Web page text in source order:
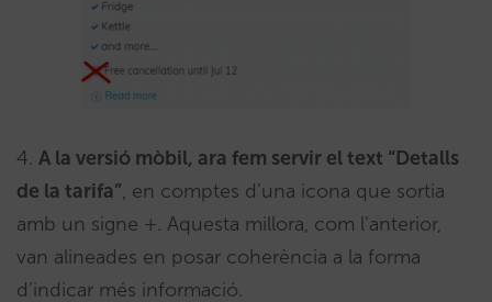
4. A la versió mòbil, ara fem servir el text “Detalls
de la tarifa”, en comptes d’una icona que sortia
amb un signe +. Aquesta millora, com l’anterior,
van alineades en posar coherència a la forma
d’indicar més informació.